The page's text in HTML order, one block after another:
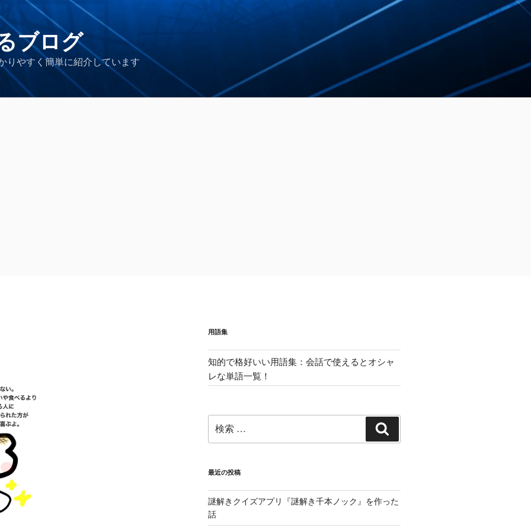
ブログ
りやすく簡単に紹介しています
用語集
知的で格好いい用語集：会話で使えるとオシャ
レな単語一覧！
索:
索
最近の投稿
謎解きクイズアプリ『謎解き千本ノック』を作った
話